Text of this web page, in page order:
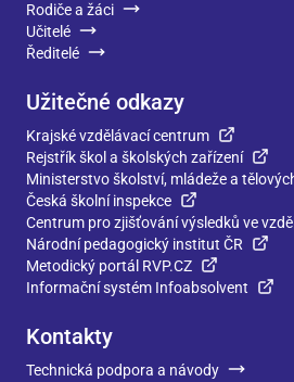
Rodiče a žáci
Učitelé
Ředitelé
Užitečné odkazy
Krajské vzdělávací centrum
Rejstřík škol a školských zařízení
Ministerstvo školství, mládeže a
Česká školní inspekce
Centrum pro zjišťování výsledků ve
Národní pedagogický institut ČR
Metodický portál RVP.CZ
Informační systém Infoabsolvent
Kontakty
Technická podpora a návody